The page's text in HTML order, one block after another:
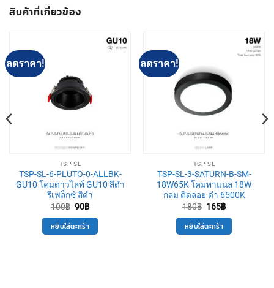
สินค้าที่เกี่ยวข้อง
ลดราคา!
TSP-SL
TSP-SL-6-PLUTO-0-ALLBK-
GU10 โคมดาวไลท์ GU10 สีดำ
รีเฟล็กซ์ สีดำ
100฿ Original
was:
100฿.
90฿Current
is:
90฿.
หยิบใส่ตะกร้า
ลดราคา!
TSP-SL
TSP-SL-3-SATURN-B-SM-
18W65K โคมพาแนล 18W
กลม ติดลอย ดำ 6500K
180฿ Original
was:
180฿.
165฿Current
is:
หยิบใส่ตะกร้า